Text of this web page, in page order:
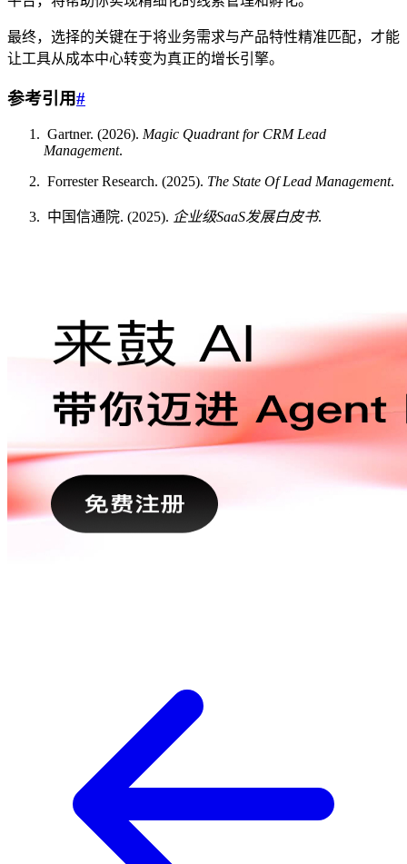
最终，选择的关键在于将业务需求与产品特性精准匹配，才能
让工具从成本中心转变为真正的增长引擎。
参考引用#
Gartner. (2026). Magic Quadrant for CRM Lead
Management.
Forrester Research. (2025). The State Of Lead Management.
中国信通院. (2025). 企业级SaaS发展白皮书.